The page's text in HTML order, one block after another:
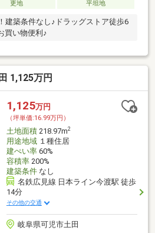
更地 平坦地
建築条件なし♪ドラッグストア徒歩6
買い物便利♪
1,125万円
1,125万円
（坪単価:16.99万円）
土地面積218.97m2
用途地域１種住居
建ぺい率60%
容積率200%
建築条件なし
名鉄広見線 日本ライン今渡駅 徒歩
14分
その他の交通
岐阜県可児市土田